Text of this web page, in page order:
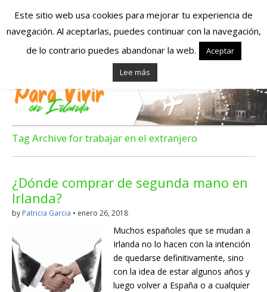
Españoles en
Irlanda – Vivir en
Irlanda – Trabajo
en Irlanda –
Alojamiento en
Irlanda
Blog dedicado a los que viven, estudian y trabajan en
Irlanda!
Tag Archive for trabajar en el extranjero
¿Dónde comprar de segunda mano en
Irlanda?
by Patricia Garcia • enero 26, 2018
Muchos españoles que se mudan a
Irlanda no lo hacen con la intención
de quedarse definitivamente, sino
con la idea de estar algunos años y
luego volver a España o a cualquier
Este sitio web usa cookies para mejorar tu experiencia de
navegación. Al aceptarlas, puedes continuar con la navegación,
de lo contrario puedes abandonar la web.
Aceptar
Lee más